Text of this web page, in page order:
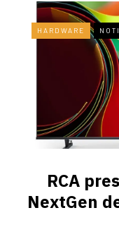
HARDWARE
RCA
NextGen